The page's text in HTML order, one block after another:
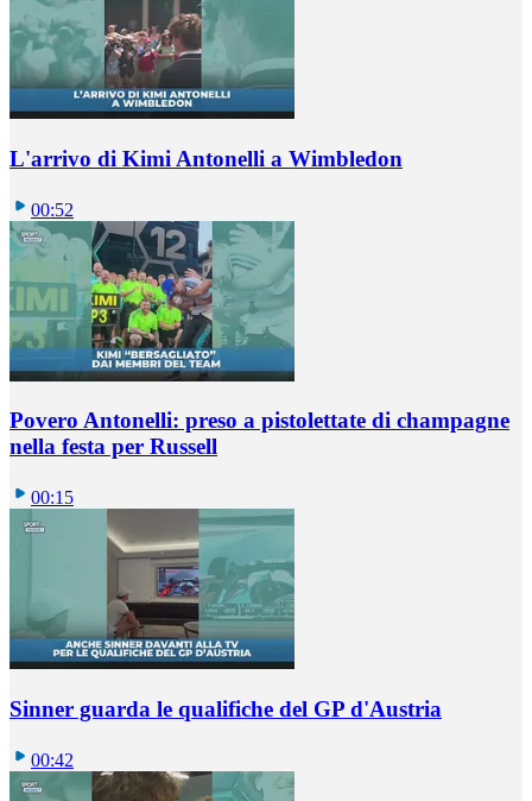
L'arrivo di Kimi Antonelli a Wimbledon
00:52
Povero Antonelli: preso a pistolettate di champagne
nella festa per Russell
00:15
Sinner guarda le qualifiche del GP d'Austria
00:42